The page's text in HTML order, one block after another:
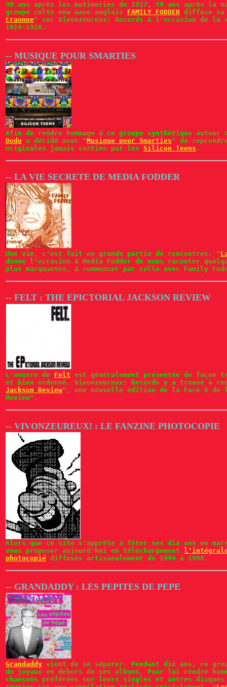
90 ans après les mutineries de 1917, 50 ans après la
groupe culte new wave anglais FAMILY FODDER diffuse sa
Craonne" sur Vivonzeureux! Records à l'occasion de la
1914-1918.
-- MUSIQUE POUR SMARTIES
Afin de rendre hommage à ce groupe synthétique
Dodu a décidé avec "Musique pour Smarties" de
originales jamais sorties par les Silicon Teens .
-- LA VIE SECRETE DE MEDIA FODDER
Une vie, c'est fait en grande partie de rencontres. "
donne l'occasion à Media Fodder de nous raconter
plus marquantes, à commencer par celle avec Family
-- FELT : THE EPICTORIAL JACKSON REVIEW
L'oeuvre de Felt est généralement présentée de façon
et bien ordonné. Vivonzeureux! Records y a trouvé à
Jackson Review", une nouvelle édition de la Face A de
Review".
-- VIVONZEUREUX! : LE FANZINE PHOTOCOPIE
Alors que ce site s'apprête à fêter ses dix ans en mars
vous proposer aujourd'hui en téléchargement
l'intégrale
photocopié diffusés artisanalement de 1994 à 1998.
-- GRANDADDY : LES PEPITES DE PEPE
Grandaddy vient de se séparer. Pendant dix ans, ce
de joyaux en dehors de ses albums. Pour lui rendre
chansons préférées sur leurs singles et autres